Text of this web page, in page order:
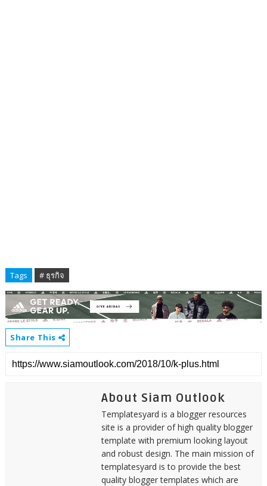
Tags # ธุรกิจ
Share This
About Siam Outlook
Templatesyard is a blogger resources
site is a provider of high quality blogger
template with premium looking layout
and robust design. The main mission of
templatesyard is to provide the best
quality blogger templates which are